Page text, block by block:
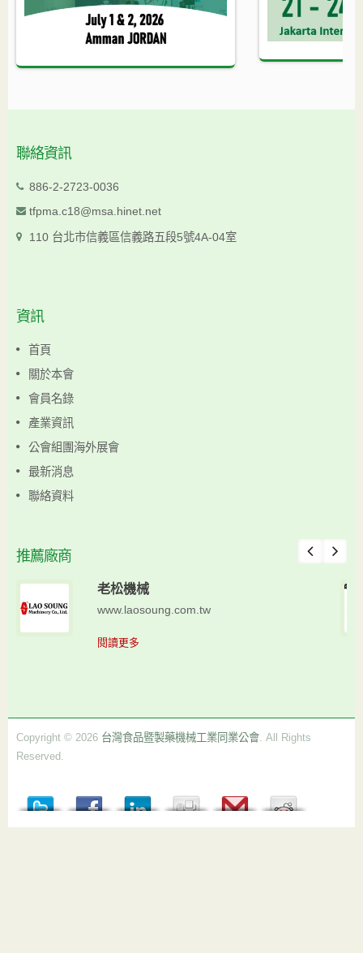
聯絡資訊
886-2-2723-0036
tfpma.c18@msa.hinet.net
110 台北市信義區信義路五段5號4A-04室
資訊
首頁
關於本會
會員名錄
產業資訊
公會組團海外展會
最新消息
聯絡資料
推薦廠商
老松機械
www.laosoung.com.tw
閱讀更多
Copyright © 2026 台灣食品暨製藥機械工業同業公會 . All Rights
Reserved.